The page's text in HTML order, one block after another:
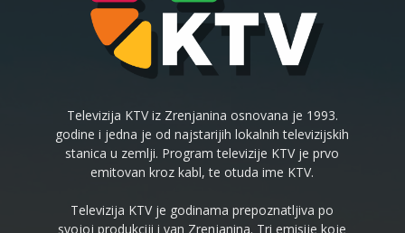
Televizija KTV iz Zrenjanina osnovana je 1993.
godine i jedna je od najstarijih lokalnih televizijskih
stanica u zemlji. Program televizije KTV je prvo
emitovan kroz kabl, te otuda ime KTV.
Televizija KTV je godinama prepoznatljiva po
svojoj produkciji i van Zrenjanina. Tri emisije koje